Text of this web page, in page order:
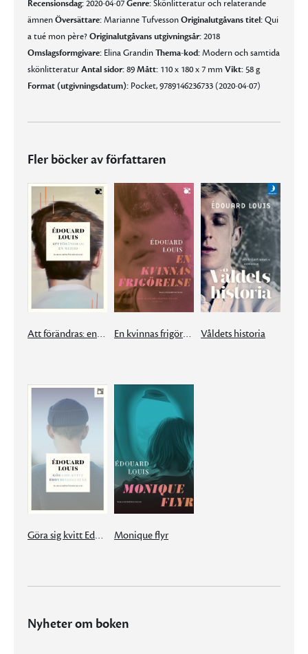
Recensionsdag:2020-04-07Genre:Skönlitteratur och relaterande
ämnenÖversättare:Marianne TufvessonOriginalutgåvans titel:Qui
a tué mon père?Originalutgåvans utgivningsår:2018
Omslagsformgivare: Elina GrandinThema-kod:Modern och samtida
skönlitteraturAntal sidor:89Mått: 110 x 180 x 7 mmVikt:58 g
Format (utgivningsdatum): Pocket, 9789146236733 (2020-04-07)
Fler böcker av författaren
Att förändras: en metod En kvinnas frigörelse Våldets historia
Göra sig kvitt Eddy Bellegueule Monique flyr
Nyheter om boken